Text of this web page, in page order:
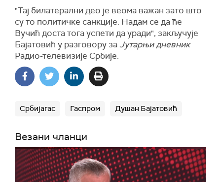
"Тај билатерални део је веома важан зато што
су то политичке санкције. Надам се да ће
Вучић доста тога успети да уради", закључује
Бајатовић у разговору за Јутарњи дневник
Радио-телевизије Србије.
Србијагас Гаспром Душан Бајатовић
Везани чланци